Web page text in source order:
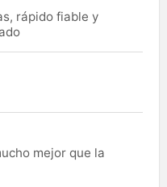
rápido fiable y
mejor que la